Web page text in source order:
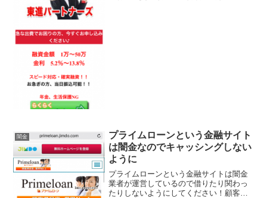
闇金
プライムローンという金融サイト
は闇金なのでキャッシングしない
ように
プライムローンという金融サイトは闇金
業者が運営しているので借りたり関わっ
たりしないようにしてください！顧客満